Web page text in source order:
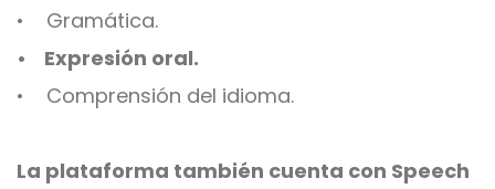
• Gramática.
• Expresión oral.
• Comprensión del idioma.
La plataforma también cuenta con Speech